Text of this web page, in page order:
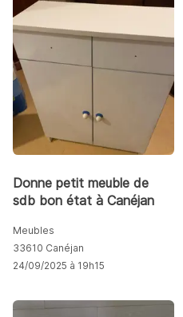
Donne petit meuble de
sdb bon état à Canéjan
Meubles
33610 Canéjan
24/09/2025 à 19h15